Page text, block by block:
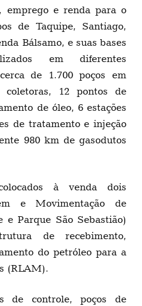
emprego e renda para o
de Taquipe, Santiago,
Bálsamo, e suas bases
em diferentes
de 1.700 poços em
coletoras, 12 pontos de
de óleo, 6 estações
de tratamento e injeção
980 km de gasodutos
à venda dois
e Movimentação de
e Parque São Sebastião)
de recebimento,
do petróleo para a
(RLAM).
de controle, poços de